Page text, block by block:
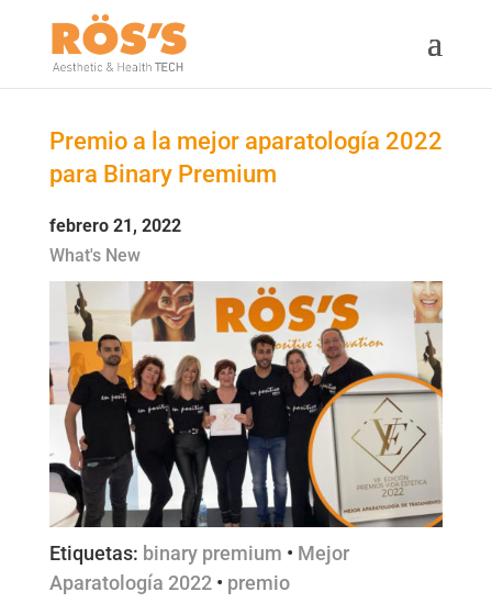
Premio a la mejor aparatología 2022
para Binary Premium
febrero 21, 2022
What's New
Etiquetas: binary premium • Mejor
Aparatología 2022• premio